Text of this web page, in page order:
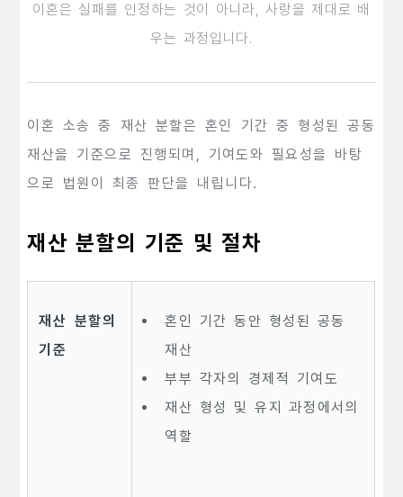
이혼은 실패를 인정하는 것이 아니라, 사랑을 제대로 배
우는 과정입니다.
이혼 소송 중 재산 분할은 혼인 기간 중 형성된 공동
재산을 기준으로 진행되며, 기여도와 필요성을 바탕
으로 법원이 최종 판단을 내립니다.
재산 분할의 기준 및 절차
재산 분할의
기준
혼인 기간 동안 형성된 공동
재산
부부 각자의 경제적 기여도
재산 형성 및 유지 과정에서의
역할